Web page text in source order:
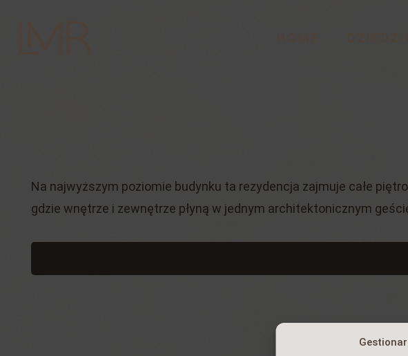
Na najwyższym poziomie budynku ta rezydencja zajmuje całe
gdzie wnętrze i zewnętrze płyną w jednym architektonicznym